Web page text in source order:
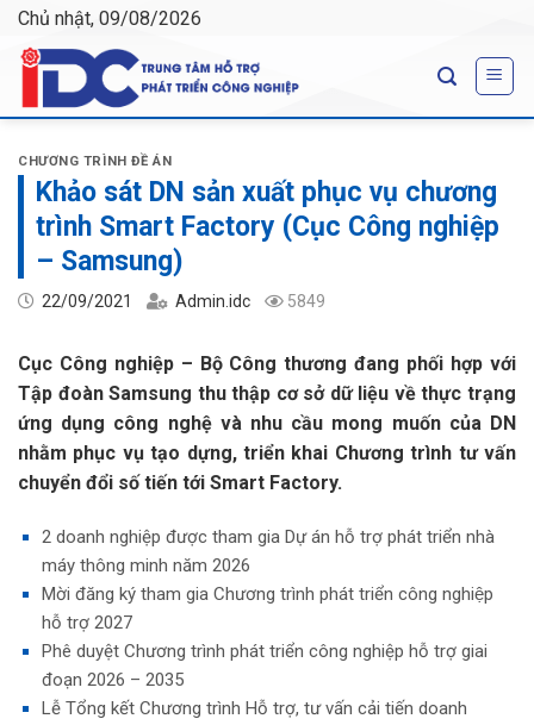
Skip
content
Chủ nhật, 09/08/2026
CHƯƠNG TRÌNH ĐỀ ÁN
Khảo sát DN sản xuất phục vụ chương
trình Smart Factory (Cục Công nghiệp
– Samsung)
22/09/2021 Admin.idc 5849
Cục Công nghiệp – Bộ Công thương đang phối hợp với
Tập đoàn Samsung thu thập cơ sở dữ liệu về thực trạng
ứng dụng công nghệ và nhu cầu mong muốn của DN
nhằm phục vụ tạo dựng, triển khai Chương trình tư vấn
chuyển đổi số tiến tới Smart Factory.
2 doanh nghiệp được tham gia Dự án hỗ trợ phát triển nhà
máy thông minh năm 2026
Mời đăng ký tham gia Chương trình phát triển công nghiệp
hỗ trợ 2027
Phê duyệt Chương trình phát triển công nghiệp hỗ trợ giai
đoạn 2026 – 2035
Lễ Tổng kết Chương trình Hỗ trợ, tư vấn cải tiến doanh